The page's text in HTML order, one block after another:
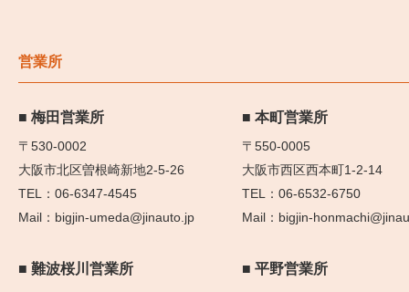
営業所
梅田営業所
〒530-0002
大阪市北区曽根崎新地2-5-26
06-6347-4545
bigjin-umeda@jinauto.jp
本町営業所
〒550-0005
大阪市西区西本町1-2-14
06-6532-6750
bigjin-
難波桜川営業所 平野営業所